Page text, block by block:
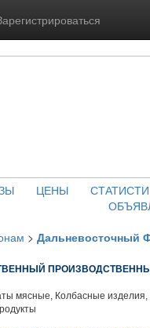
ЦЕНЫ
> Дальневосточный
мясные, Колбасные